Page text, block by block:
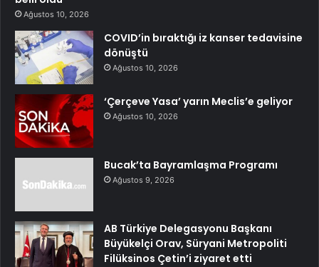
Ağustos 10, 2026
COVID’in bıraktığı iz kanser tedavisine
dönüştü
Ağustos 10, 2026
‘Çerçeve Yasa’ yarın Meclis’e geliyor
Ağustos 10, 2026
Bucak’ta Bayramlaşma Programı
Ağustos 9, 2026
AB Türkiye Delegasyonu Başkanı
Büyükelçi Orav, Süryani Metropoliti
Filüksinos Çetin’i ziyaret etti